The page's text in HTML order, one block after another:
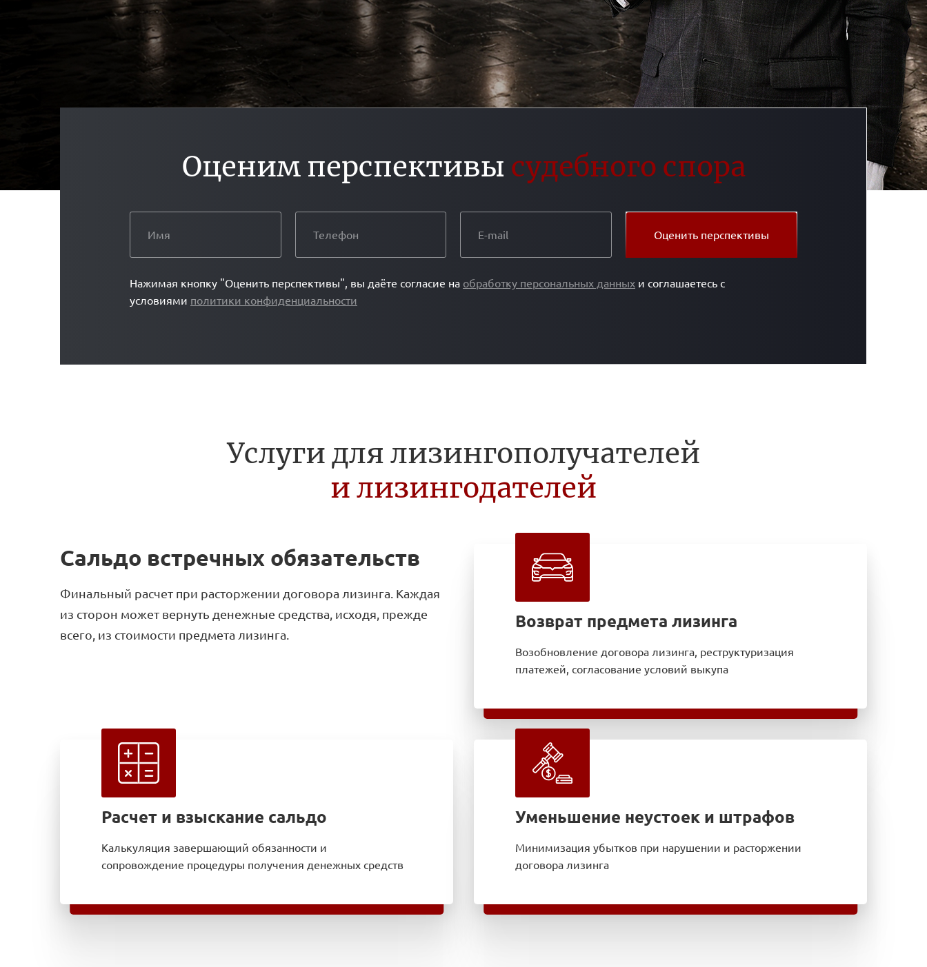
Оценим перспективы судебного спора
Оценить перспективы
Нажимая кнопку "Оценить перспективы", вы даёте согласие на обработку персональных данных и соглашаетесь с
условиями политики конфиденциальности
Услуги для лизингополучателей
и лизингодателей
Сальдо встречных обязательств
Финальный расчет при расторжении договора лизинга. Каждая
из сторон может вернуть денежные средства, исходя, прежде
всего, из стоимости предмета лизинга.
Возврат предмета лизинга
Возобновление договора лизинга, реструктуризация
платежей, согласование условий выкупа
Расчет и взыскание сальдо
Калькуляция завершающий обязанности и
сопровождение процедуры получения денежных средств
Уменьшение неустоек и штрафов
Минимизация убытков при нарушении и расторжении
договора лизинга